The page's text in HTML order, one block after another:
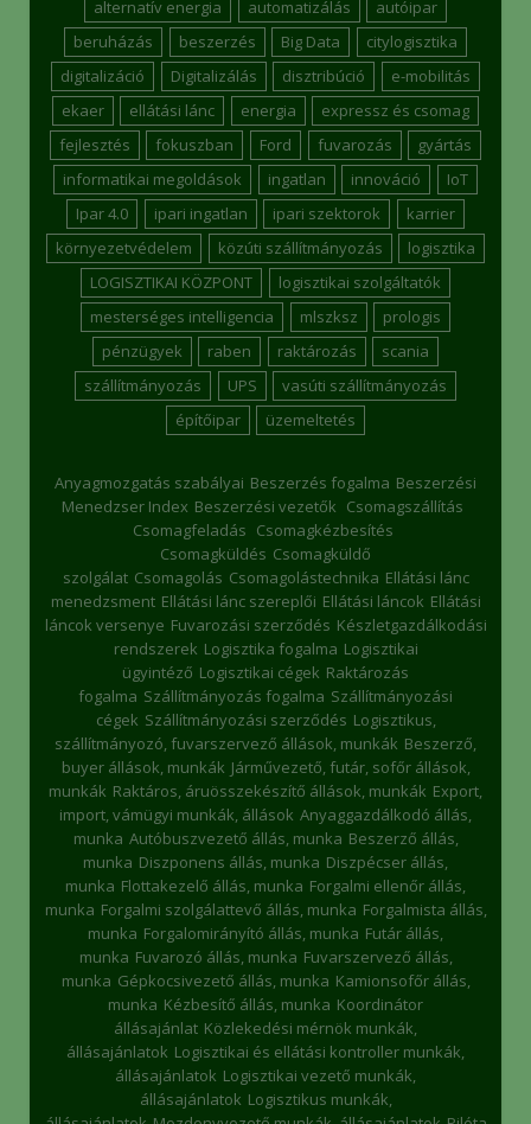
alternatív energia automatizálás
autóipar
beruházás
beszerzés Big Data
citylogisztika
digitalizáció
Digitalizálás disztribúció
e-mobilitás
ekaer
ellátási lánc energia
expressz és csomag
fejlesztés
fokuszban Ford fuvarozás
gyártás
informatikai megoldások
ingatlan innováció
IoT
Ipar 4.0
ipari ingatlan ipari szektorok
karrier
környezetvédelem
közúti szállítmányozás
logisztika
LOGISZTIKAI KÖZPONT
logisztikai szolgáltatók
mesterséges intelligencia
mlszksz
prologis
pénzügyek
raben raktározás
scania
szállítmányozás
UPS
vasúti szállítmányozás
építőipar
üzemeltetés
Anyagmozgatás szabályai Beszerzés fogalma Beszerzési
Menedzser Index Beszerzési vezetők Csomagszállítás
Csomagfeladás Csomagkézbesítés
Csomagküldés Csomagküldő
szolgálat Csomagolás Csomagolástechnika Ellátási lánc
menedzsment Ellátási lánc szereplői Ellátási láncok Ellátási
láncok versenye Fuvarozási szerződés Készletgazdálkodási
rendszerek Logisztika fogalma Logisztikai
ügyintéző Logisztikai cégek Raktározás
fogalma Szállítmányozás fogalma Szállítmányozási
cégek Szállítmányozási szerződés Logisztikus,
szállítmányozó, fuvarszervező állások, munkák Beszerző,
buyer állások, munkák Járművezető, futár, sofőr állások,
munkák Raktáros, áruösszekészítő állások, munkák Export,
import, vámügyi munkák, állások Anyaggazdálkodó állás,
munka Autóbuszvezető állás, munka Beszerző állás,
munka Diszponens állás, munka Diszpécser állás,
munka Flottakezelő állás, munka Forgalmi ellenőr állás,
munka Forgalmi szolgálattevő állás, munka Forgalmista állás,
munka Forgalomirányító állás, munka Futár állás,
munka Fuvarozó állás, munka Fuvarszervező állás,
munka Gépkocsivezető állás, munka Kamionsofőr állás,
munka Kézbesítő állás, munka Koordinátor
állásajánlat Közlekedési mérnök munkák,
állásajánlatok Logisztikai és ellátási kontroller munkák,
állásajánlatok Logisztikai vezető munkák,
állásajánlatok Logisztikus munkák,